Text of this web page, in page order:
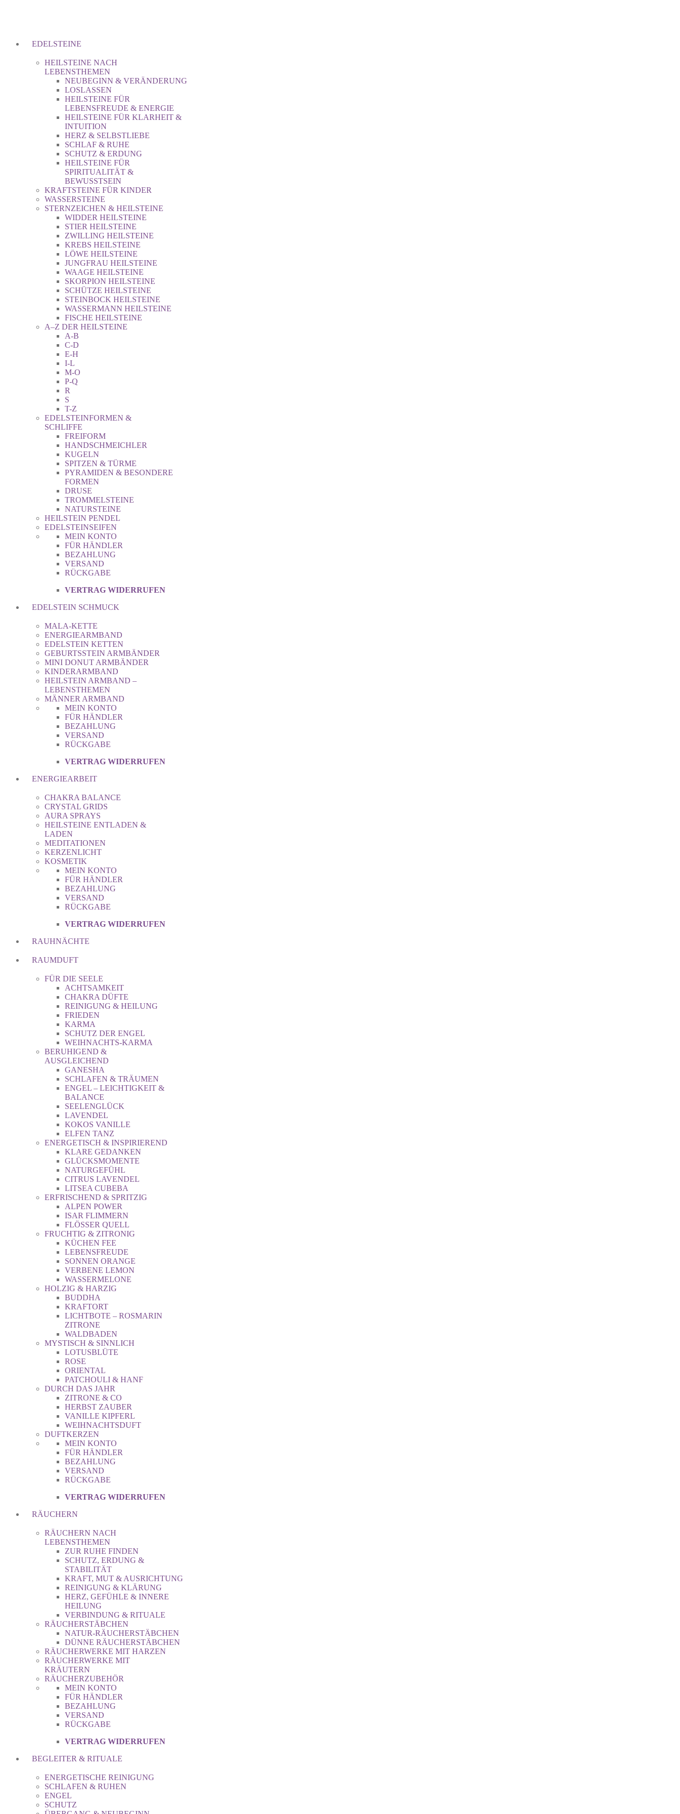
EDELSTEINE
HEILSTEINE NACH
LEBENSTHEMEN
NEUBEGINN & VERÄNDERUNG
LOSLASSEN
HEILSTEINE FÜR
LEBENSFREUDE & ENERGIE
HEILSTEINE FÜR KLARHEIT &
INTUITION
HERZ & SELBSTLIEBE
SCHLAF & RUHE
SCHUTZ & ERDUNG
HEILSTEINE FÜR
SPIRITUALITÄT &
BEWUSSTSEIN
KRAFTSTEINE FÜR KINDER
WASSERSTEINE
STERNZEICHEN & HEILSTEINE
WIDDER HEILSTEINE
STIER HEILSTEINE
ZWILLING HEILSTEINE
KREBS HEILSTEINE
LÖWE HEILSTEINE
JUNGFRAU HEILSTEINE
WAAGE HEILSTEINE
SKORPION HEILSTEINE
SCHÜTZE HEILSTEINE
STEINBOCK HEILSTEINE
WASSERMANN HEILSTEINE
FISCHE HEILSTEINE
A–Z DER HEILSTEINE
A-B
C-D
E-H
I-L
M-O
P-Q
R
S
T-Z
EDELSTEINFORMEN &
SCHLIFFE
FREIFORM
HANDSCHMEICHLER
KUGELN
SPITZEN & TÜRME
PYRAMIDEN & BESONDERE
FORMEN
DRUSE
TROMMELSTEINE
NATURSTEINE
HEILSTEIN PENDEL
EDELSTEINSEIFEN
MEIN KONTO
FÜR HÄNDLER
BEZAHLUNG
VERSAND
RÜCKGABE
VERTRAG WIDERRUFEN
EDELSTEIN SCHMUCK
MALA-KETTE
ENERGIEARMBAND
EDELSTEIN KETTEN
GEBURTSSTEIN ARMBÄNDER
MINI DONUT ARMBÄNDER
KINDERARMBAND
HEILSTEIN ARMBAND –
LEBENSTHEMEN
MÄNNER ARMBAND
MEIN KONTO
FÜR HÄNDLER
BEZAHLUNG
VERSAND
RÜCKGABE
VERTRAG WIDERRUFEN
ENERGIEARBEIT
CHAKRA BALANCE
CRYSTAL GRIDS
AURA SPRAYS
HEILSTEINE ENTLADEN &
LADEN
MEDITATIONEN
KERZENLICHT
KOSMETIK
MEIN KONTO
FÜR HÄNDLER
BEZAHLUNG
VERSAND
RÜCKGABE
VERTRAG WIDERRUFEN
RAUHNÄCHTE
RAUMDUFT
FÜR DIE SEELE
ACHTSAMKEIT
CHAKRA DÜFTE
REINIGUNG & HEILUNG
FRIEDEN
KARMA
SCHUTZ DER ENGEL
WEIHNACHTS-KARMA
BERUHIGEND &
AUSGLEICHEND
GANESHA
SCHLAFEN & TRÄUMEN
ENGEL – LEICHTIGKEIT &
BALANCE
SEELENGLÜCK
LAVENDEL
KOKOS VANILLE
ELFEN TANZ
ENERGETISCH & INSPIRIEREND
KLARE GEDANKEN
GLÜCKSMOMENTE
NATURGEFÜHL
CITRUS LAVENDEL
LITSEA CUBEBA
ERFRISCHEND & SPRITZIG
ALPEN POWER
ISAR FLIMMERN
FLÖSSER QUELL
FRUCHTIG & ZITRONIG
KÜCHEN FEE
LEBENSFREUDE
SONNEN ORANGE
VERBENE LEMON
WASSERMELONE
HOLZIG & HARZIG
BUDDHA
KRAFTORT
LICHTBOTE – ROSMARIN
ZITRONE
WALDBADEN
MYSTISCH & SINNLICH
LOTUSBLÜTE
ROSE
ORIENTAL
PATCHOULI & HANF
DURCH DAS JAHR
ZITRONE & CO
HERBST ZAUBER
VANILLE KIPFERL
WEIHNACHTSDUFT
DUFTKERZEN
MEIN KONTO
FÜR HÄNDLER
BEZAHLUNG
VERSAND
RÜCKGABE
VERTRAG WIDERRUFEN
RÄUCHERN
RÄUCHERN NACH
LEBENSTHEMEN
ZUR RUHE FINDEN
SCHUTZ, ERDUNG &
STABILITÄT
KRAFT, MUT & AUSRICHTUNG
REINIGUNG & KLÄRUNG
HERZ, GEFÜHLE & INNERE
HEILUNG
VERBINDUNG & RITUALE
RÄUCHERSTÄBCHEN
NATUR-RÄUCHERSTÄBCHEN
DÜNNE RÄUCHERSTÄBCHEN
RÄUCHERWERKE MIT HARZEN
RÄUCHERWERKE MIT
KRÄUTERN
RÄUCHERZUBEHÖR
MEIN KONTO
FÜR HÄNDLER
BEZAHLUNG
VERSAND
RÜCKGABE
VERTRAG WIDERRUFEN
BEGLEITER & RITUALE
ENERGETISCHE REINIGUNG
SCHLAFEN & RUHEN
ENGEL
SCHUTZ